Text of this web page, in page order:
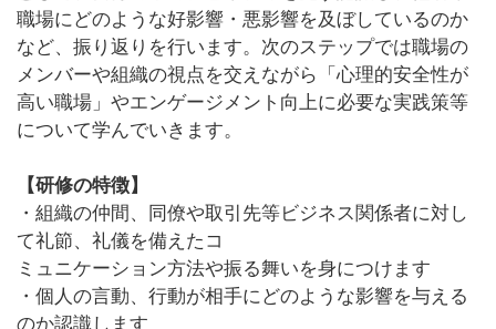
職場にどのような好影響・悪影響を及ぼしているのか
など、振り返りを行います。次のステップでは職場の
メンバーや組織の視点を交えながら
「心理的安全性が
高い職場」やエンゲージメント向上に必要な実践策等
について学んでいきます。
【研修の特徴】
・組織の仲間、同僚や取引先等ビジネス関係者に対し
て礼節、礼儀を備えたコ
ミュニケーション方法や振る舞いを身につけます
・個人の言動、行動が相手にどのような影響を与える
のか認識します